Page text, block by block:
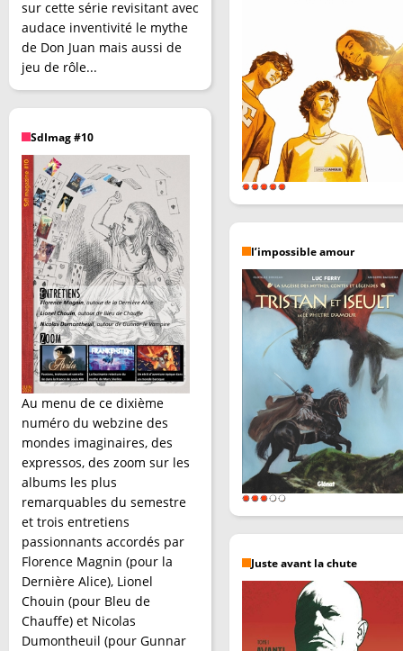
sur cette série revisitant avec
audace inventivité le mythe
de Don Juan mais aussi de
jeu de rôle...
SdImag #10
Au menu de ce dixième
numéro du webzine des
mondes imaginaires, des
expressos, des zoom sur les
albums les plus
remarquables du semestre
et trois entretiens
passionnants accordés par
Florence Magnin (pour la
Dernière Alice), Lionel
Chouin (pour Bleu de
Chauffe) et Nicolas
Dumontheuil (pour Gunnar
l’impossible amour
Juste avant la chute